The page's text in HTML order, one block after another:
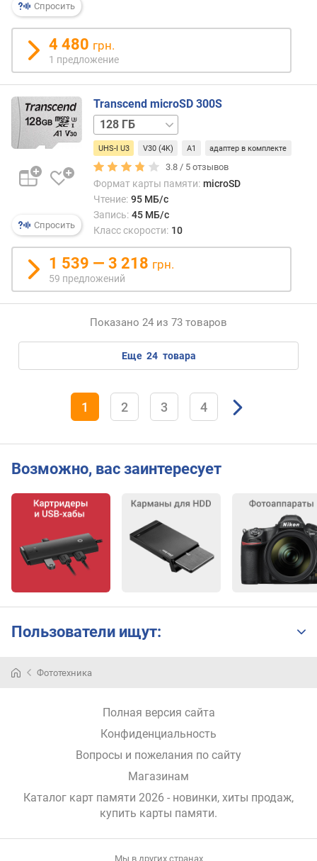
Спросить
4 480 грн.
1 предложение
Спросить
Transcend microSD 300S
16 ГБ 32 ГБ 64 ГБ256 ГБ
UHS-I U3 V30 (4K) A1 адаптер в комплекте
3.8 / 5 отзывов
Формат карты памяти: microSD
Чтение: 95 МБ/с
Запись: 45 МБ/с
Класс скорости: 10
1 539 — 3 218 грн.
59 предложений
Показано 24 из 73 товаров
еще 24 товара
1 2 3 4
Возможно, вас заинтересует
Пользователи ищут:
Фототехника
Полная версия сайта
Конфиденциальность
Вопросы и пожелания по сайту
Магазинам
Каталог карт памяти 2026 - новинки, хиты продаж,
купить карты памяти.
Мы в других странах